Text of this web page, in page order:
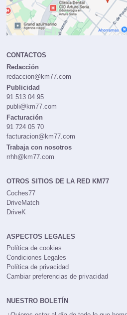
CONTACTOS
Redacción
redaccion@km77.com
Publicidad
91 513 04 95
publi@km77.com
Facturación
91 724 05 70
facturacion@km77.com
Trabaja con nosotros
rrhh@km77.com
OTROS SITIOS DE LA RED KM77
Coches77
DriveMatch
DriveK
ASPECTOS LEGALES
Política de cookies
Condiciones Legales
Política de privacidad
Cambiar preferencias de privacidad
NUESTRO BOLETÍN